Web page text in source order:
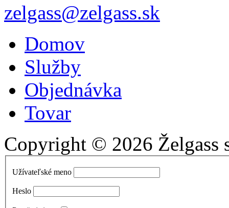
zelgass@zelgass.sk
Domov
Služby
Objednávka
Tovar
Copyright © 2026 Želgass
Užívateľské meno
Heslo